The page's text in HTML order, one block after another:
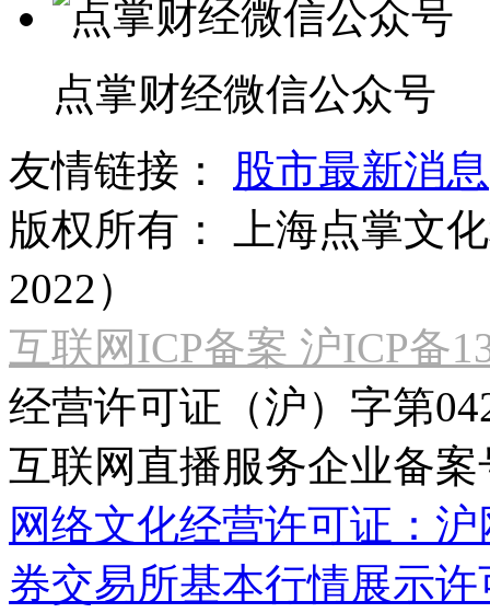
点掌财经微信公众号
友情链接：
股市最新消息
版权所有：
上海点掌文
2022）
互联网ICP备案 沪ICP备
经营许可证（沪）字第
互联网直播服务企业备案
网络文化经营许可证：
券交易所基本行情展示许